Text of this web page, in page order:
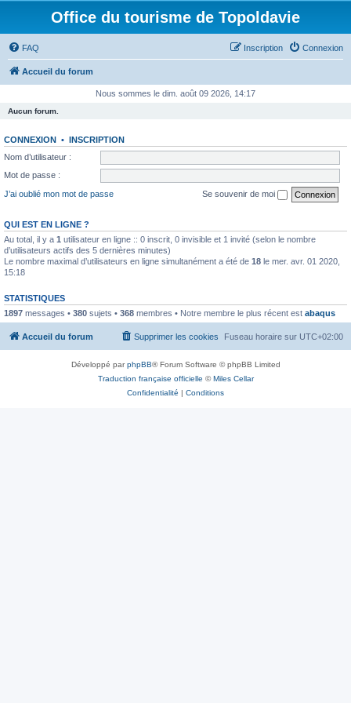
Office du tourisme de Topoldavie
FAQ Connexion
Inscription
Accueil du forum
Nous sommes le dim. août 09 2026, 14:17
Aucun forum.
CONNEXION • INSCRIPTION
Nom d’utilisateur :
Mot de passe :
J’ai oublié mon mot de passe
Se souvenir de moi
QUI EST EN LIGNE ?
Au total, il y a 1 utilisateur en ligne :: 0 inscrit, 0 invisible et 1 invité (selon le nombre
d’utilisateurs actifs des 5 dernières minutes)
Le nombre maximal d’utilisateurs en ligne simultanément a été de 18 le mer. avr. 01 2020,
15:18
STATISTIQUES
1897 messages • 380 sujets • 368 membres • Notre membre le plus récent est abaqus
Accueil du forum Fuseau horaire sur UTC+02:00
Supprimer les cookies
Développé parphpBB® Forum Software © phpBB Limited
Traduction française officielle ©Miles Cellar
Confidentialité | Conditions